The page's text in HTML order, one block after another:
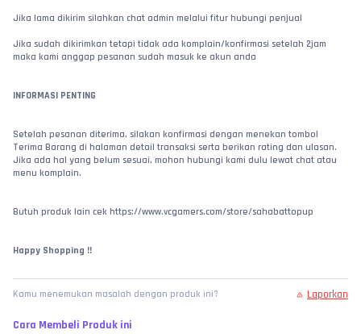
Jika lama dikirim silahkan chat admin melalui fitur hubungi penjual
Jika sudah dikirimkan tetapi tidak ada komplain/konfirmasi setelah 2jam
maka kami anggap pesanan sudah masuk ke akun anda
INFORMASI PENTING
Setelah pesanan diterima, silakan konfirmasi dengan menekan tombol
Terima Barang di halaman detail transaksi serta berikan rating dan ulasan.
Jika ada hal yang belum sesuai, mohon hubungi kami dulu lewat chat atau
menu komplain.
Butuh produk lain cek https://www.vcgamers.com/store/sahabattopup
Happy Shopping !!
Kamu menemukan masalah dengan produk ini? Laporkan
Cara Membeli Produk ini